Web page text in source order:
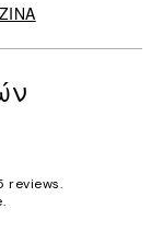
reviews.